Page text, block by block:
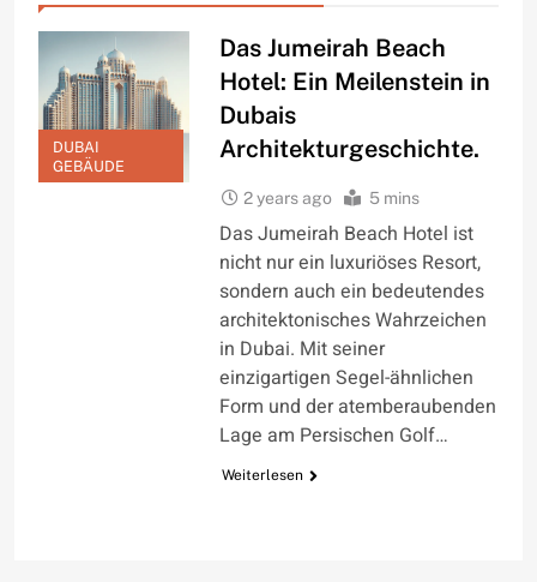
DUBAI
GEBÄUDE
Das Jumeirah Beach
Hotel: Ein Meilenstein in
Dubais
Architekturgeschichte.
2 years ago 5 mins
Das Jumeirah Beach Hotel ist
nicht nur ein luxuriöses Resort,
sondern auch ein bedeutendes
architektonisches Wahrzeichen
in Dubai. Mit seiner
einzigartigen Segel-ähnlichen
Form und der atemberaubenden
Lage am Persischen Golf…
Weiterlesen